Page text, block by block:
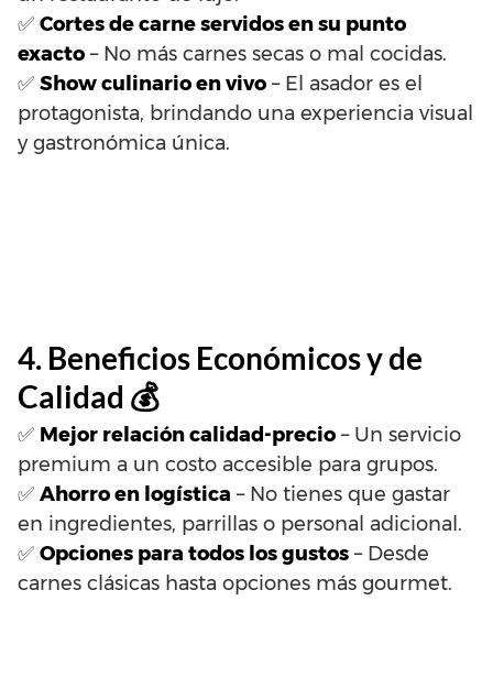
✅ Cortes de carne servidos en su punto
exacto – No más carnes secas o mal cocidas.
✅ Show culinario en vivo – El asador es el
protagonista, brindando una experiencia visual
y gastronómica única.
4. Beneficios Económicos y de
Calidad 💰
✅ Mejor relación calidad-precio – Un servicio
premium a un costo accesible para grupos.
✅ Ahorro en logística – No tienes que gastar
en ingredientes, parrillas o personal adicional.
✅ Opciones para todos los gustos – Desde
carnes clásicas hasta opciones más gourmet.